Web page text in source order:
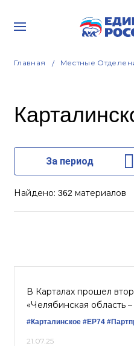
Главная Местные
За период
Найдено: 362 материалов
В Карталах прошел
«Челябинская область
#Карталинское #ЕР74
21.07.25